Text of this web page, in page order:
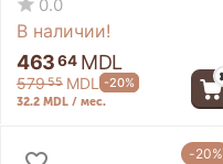
0.0
В наличии!
46364 MDL
57955 MDL -20%
32.2 MDL / мес.
-20%